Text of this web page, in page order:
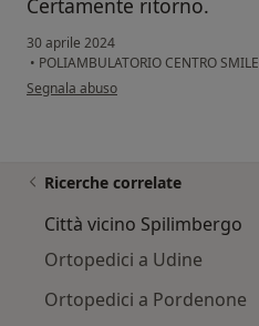
Certamente ritorno.
30 aprile 2024
• POLIAMBULATORIO CENTRO SMILE
secondo l'opinione dell'utente Angelo
Segnala abuso
Ricerche correlate
Città vicino Spilimbergo
Ortopedici a Udine
Ortopedici a Pordenone